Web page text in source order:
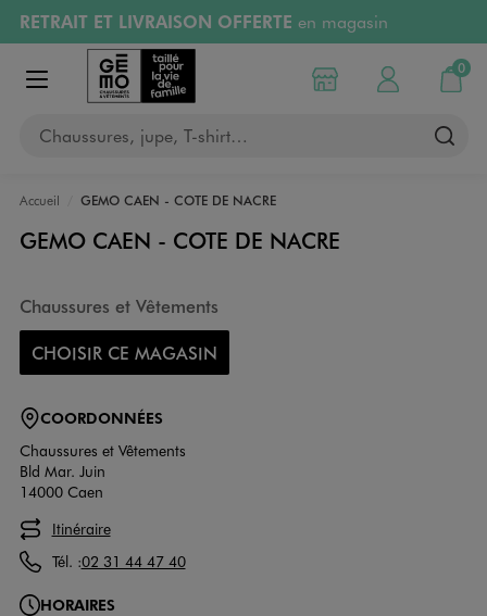
Aller au contenu principal
Aller à la navigation
RETRAIT ET LIVRAISON OFFERTE en magasin
Retours OFFERTSpendant 30 jours
PAYEZ EN 3x SANS FRAIS
RÉSERVATION GRATUITE
Afficher le menu
Chaussures, jupe, T-shirt…
Choisir mon magasin
Mon compte
0
Mon
Accueil GEMO CAEN - COTE DE NACRE
GEMO CAEN - COTE DE NACRE
Chaussures et Vêtements
CHOISIR CE MAGASIN
COORDONNÉES
Chaussures et Vêtements
Bld Mar. Juin
14000 Caen
Itinéraire
Tél. :02 31 44 47 40
HORAIRES